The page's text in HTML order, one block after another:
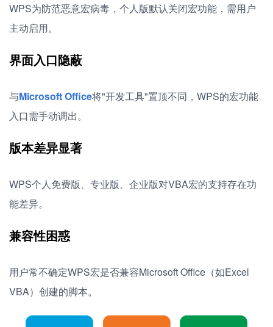
WPS为防范恶意宏病毒，个人版默认关闭宏功能，需用户
主动启用。
界面入口隐蔽
与Microsoft Office将"开发工具"置顶不同，WPS的宏功能
入口需手动调出。
版本差异显著
WPS个人免费版、专业版、企业版对VBA宏的支持存在功
能差异。
兼容性困惑
用户常不确定WPS宏是否兼容Microsoft Office（如Excel
VBA）创建的脚本。